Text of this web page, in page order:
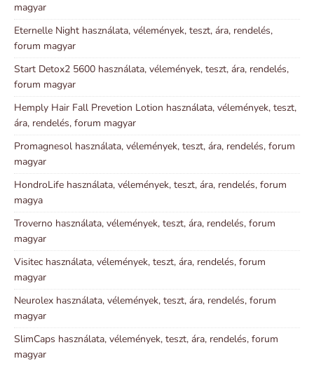
magyar
Eternelle Night használata, vélemények, teszt, ára, rendelés,
forum magyar
Start Detox2 5600 használata, vélemények, teszt, ára, rendelés,
forum magyar
Hemply Hair Fall Prevetion Lotion használata, vélemények, teszt,
ára, rendelés, forum magyar
Promagnesol használata, vélemények, teszt, ára, rendelés, forum
magyar
HondroLife használata, vélemények, teszt, ára, rendelés, forum
magya
Troverno használata, vélemények, teszt, ára, rendelés, forum
magyar
Visitec használata, vélemények, teszt, ára, rendelés, forum
magyar
Neurolex használata, vélemények, teszt, ára, rendelés, forum
magyar
SlimCaps használata, vélemények, teszt, ára, rendelés, forum
magyar